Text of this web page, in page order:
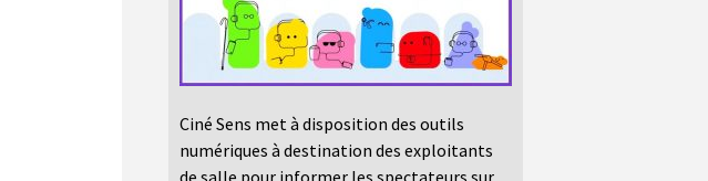
Ciné Sens met à disposition des outils
numériques à destination des exploitants
de salle pour informer les spectateurs sur